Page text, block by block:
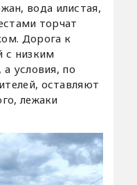
вода илистая,
торчат
Дорога к
с низким
условия, по
оставляют
лежаки